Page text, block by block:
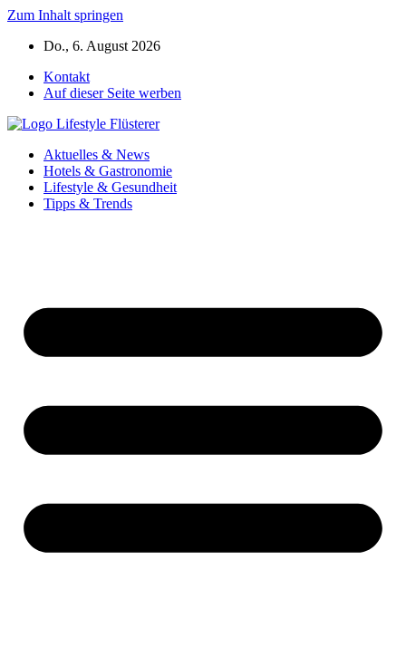
Zum Inhalt springen
Do., 6. August 2026
Kontakt
Auf dieser Seite werben
Aktuelles & News
Hotels & Gastronomie
Lifestyle & Gesundheit
Tipps & Trends